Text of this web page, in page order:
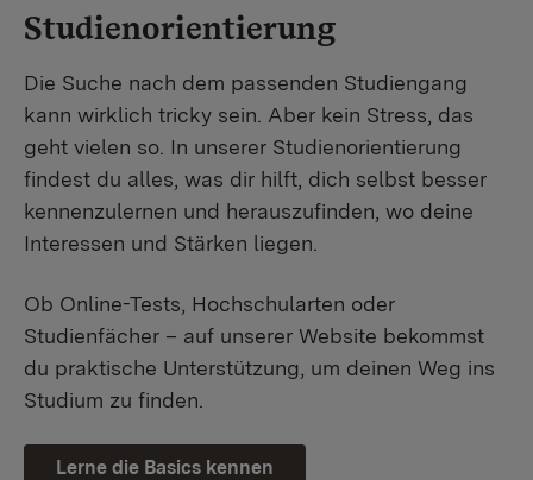
Studienorientierung
Die Suche nach dem passenden Studiengang
kann wirklich tricky sein. Aber kein Stress, das
geht vielen so. In unserer Studienorientierung
findest du alles, was dir hilft, dich selbst besser
kennenzulernen und herauszufinden, wo deine
Interessen und Stärken liegen.
Ob Online-Tests, Hochschularten oder
Studienfächer – auf unserer Website bekommst
du praktische Unterstützung, um deinen Weg ins
Studium zu finden.
Lerne die Basics kennen